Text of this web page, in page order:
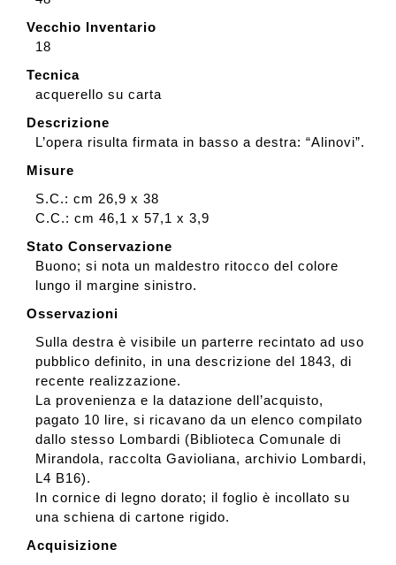
Cerca
English
Vecchio Inventario
18
Tecnica
acquerello su carta
Descrizione
L’opera risulta firmata in basso a destra: “Alinovi”.
Misure
S.C.: cm 26,9 x 38
C.C.: cm 46,1 x 57,1 x 3,9
Stato Conservazione
Buono; si nota un maldestro ritocco del colore
lungo il margine sinistro.
Osservazioni
Sulla destra è visibile un parterre recintato ad uso
pubblico definito, in una descrizione del 1843, di
recente realizzazione.
La provenienza e la datazione dell’acquisto,
pagato 10 lire, si ricavano da un elenco compilato
dallo stesso Lombardi (Biblioteca Comunale di
Mirandola, raccolta Gavioliana, archivio Lombardi,
L4 B16).
In cornice di legno dorato; il foglio è incollato su
una schiena di cartone rigido.
Acquisizione